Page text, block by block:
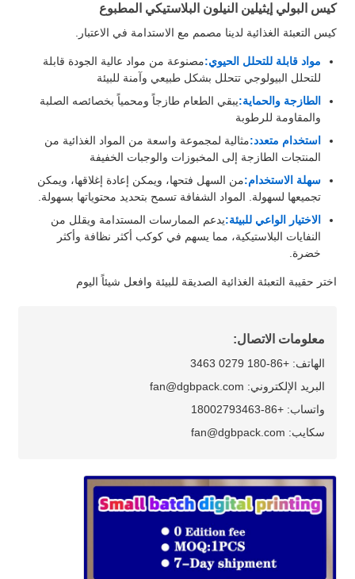
كيس البولي إيثيلين النيلون البلاستيكي المطبوع
كيس التعبئة الغذائية لدينا مصمم مع الاستدامة في الاعتبار.
مواد قابلة للتحلل الحيوي:مصنوعة من مواد عالية الجودة قابلة
للتحلل البيولوجي تتحلل بشكل طبيعي وآمنة للبيئة
الطازجة والحماية:يبقي الطعام طازجاً ومحمياً بخصائصه الصلبة
والمقاومة للرطوبة
استخدام متعدد:مثالية لمجموعة واسعة من المواد الغذائية من
المنتجات الطازجة إلى المخبوزات والوجبات الخفيفة
سهلة الاستخدام:من السهل فتحها، ويمكن إعادة إغلاقها، ويمكن
تجميعها لسهولة. المواد الشفافة تسمح بتحديد محتوياتها بسهولة.
الاختيار الواعي للبيئة:يدعم الممارسات المستدامة ويقلل من
النفايات البلاستيكية، مما يسهم في كوكب أكثر نظافة وأكثر
خضرة.
اختر حقيبة التعبئة الغذائية الصديقة للبيئة وافعل شيئاً اليوم
معلومات الاتصال:
الهاتف: +86-180 0279 3463
البريد الإلكتروني: fan@dgbpack.com
واتساب: +86-18002793463
سكايب: fan@dgbpack.com